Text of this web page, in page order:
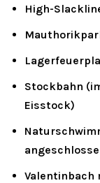
High-
Stockbahn
Eisstock)
Valentinbach